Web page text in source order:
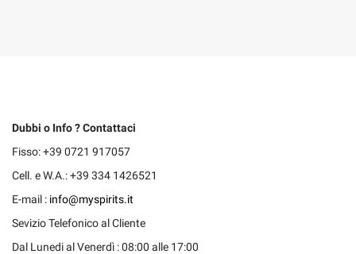
Dubbi o Info ? Contattaci
Fisso: +39 0721 917057
Cell. e W.A.: +39 334 1426521
E-mail : info@myspirits.it
Sevizio Telefonico al Cliente
Dal Lunedi al Venerdì : 08:00 alle 17:00